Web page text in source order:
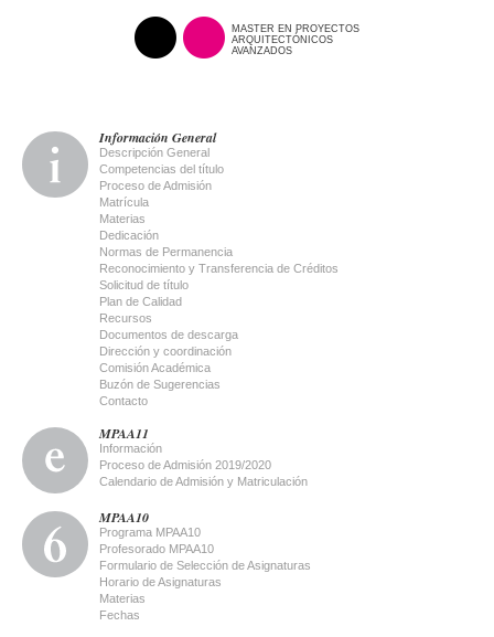
MASTER EN PROYECTOS
ARQUITECTÓNICOS
AVANZADOS
Información General
Descripción General
Competencias del título
Proceso de Admisión
Matrícula
Materias
Dedicación
Normas de Permanencia
Reconocimiento y Transferencia de Créditos
Solicitud de título
Plan de Calidad
Recursos
Documentos de descarga
Dirección y coordinación
Comisión Académica
Buzón de Sugerencias
Contacto
MPAA11
Información
Proceso de Admisión 2019/2020
Calendario de Admisión y Matriculación
MPAA10
Programa MPAA10
Profesorado MPAA10
Formulario de Selección de Asignaturas
Horario de Asignaturas
Materias
Fechas